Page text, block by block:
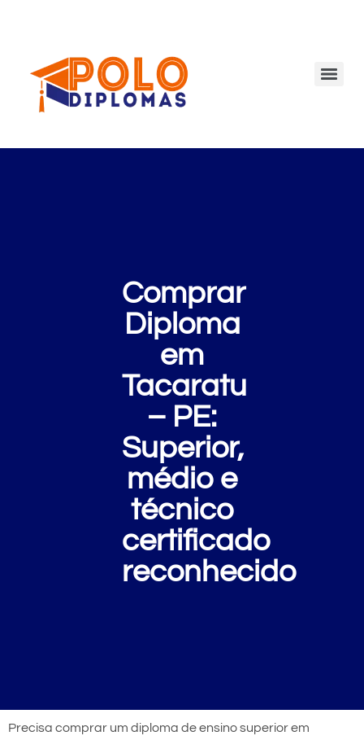
Comprar
Diploma
em
Tacaratu
– PE:
Superior,
médio e
técnico
certificado
reconhecido
Precisa comprar um diploma de ensino superior em